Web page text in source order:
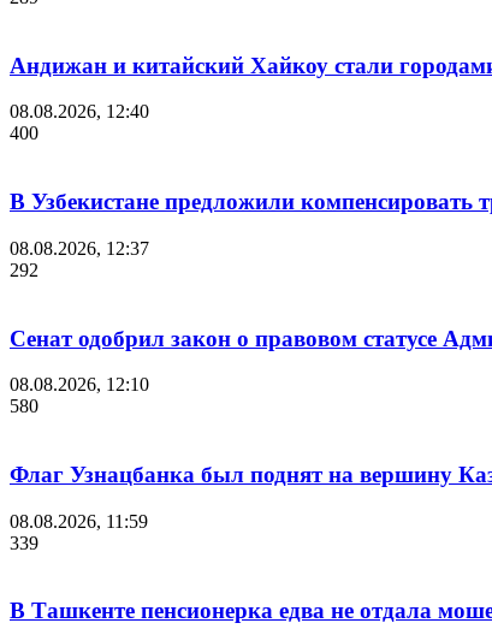
Андижан и китайский Хайкоу стали
08.08.2026, 12:40
400
В Узбекистане предложили компенсировать
08.08.2026, 12:37
292
Сенат одобрил закон о правовом статусе
08.08.2026, 12:10
580
Флаг Узнацбанка был поднят на вершину
08.08.2026, 11:59
339
В Ташкенте пенсионерка едва не отдала